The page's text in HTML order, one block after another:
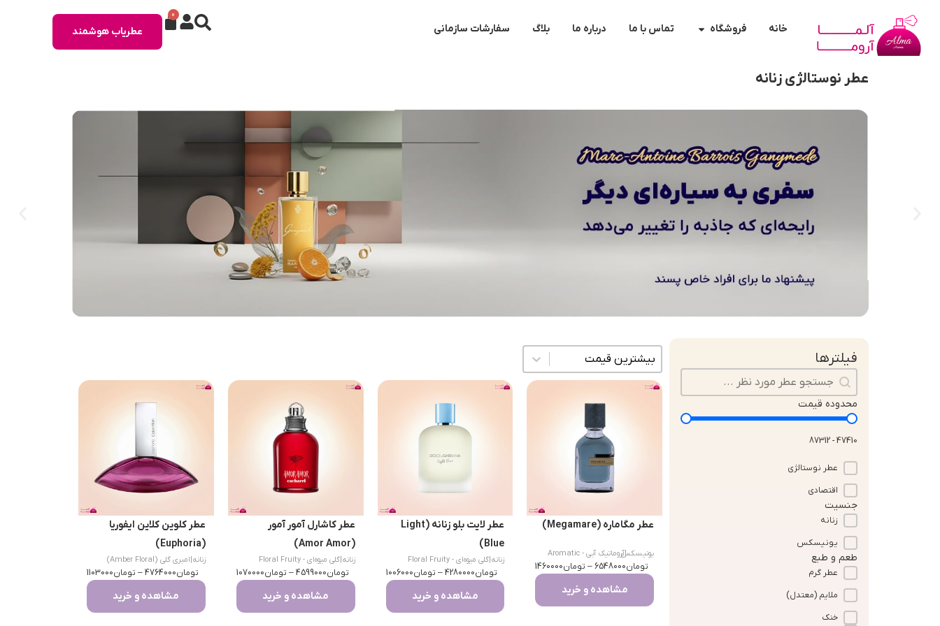
خانه فروشگاه تماس با ما درباره ما بلاگ سفارشات سازمانی
0
عطریاب هوشمند
عطر نوستالژی زنانه
فیلترها
جستجو در محتوا
محدوده قیمت
47410 - 87312
عطر نوستالژی
اقتصادی
جنسیت
زنانه
یونیسکس
طعم و طبع
عطر گرم
ملایم (معتدل)
خنک
مرتب سازی محتوا
عطر مگاماره (Megamare)
یونیسکس
|
آروماتیک آبی - Aromatic
Aquatic تومان6548000
– تومان1460000
مشاهده و خرید
عطر لایت بلو زنانه (Light
Blue)
زنانه گلی میوه‌ای - Floral Fruity
تومان4280000
– تومان1006000
مشاهده و خرید
عطر کاشارل آمور آمور
(Amor Amor)
زنانه |گلی میوه‌ای - Floral Fruity
تومان4599000
– تومان1070000
مشاهده و خرید
عطر کلوین کلاین ایفوریا
(Euphoria)
زنانه امبری گلی (Amber Floral)
تومان4764000
– تومان1103000
مشاهده و خرید